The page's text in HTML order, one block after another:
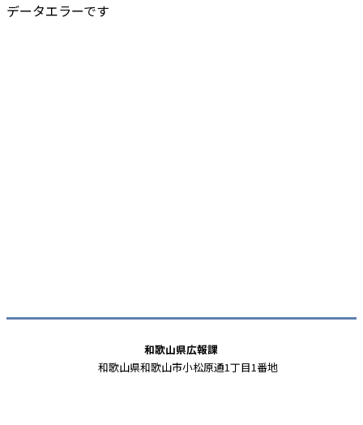
データエラーです
和歌山県広報課
和歌山県和歌山市小松原通1丁目1番地